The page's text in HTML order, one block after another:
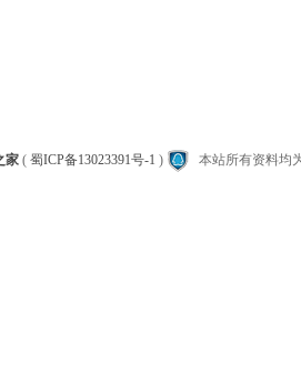
家 ( 蜀ICP备13023391号-1 )
本站所有资料均